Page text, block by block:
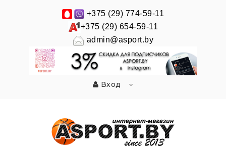
+375 (29) 774-59-11
+375 (29) 654-59-11
admin@asport.by
Вход